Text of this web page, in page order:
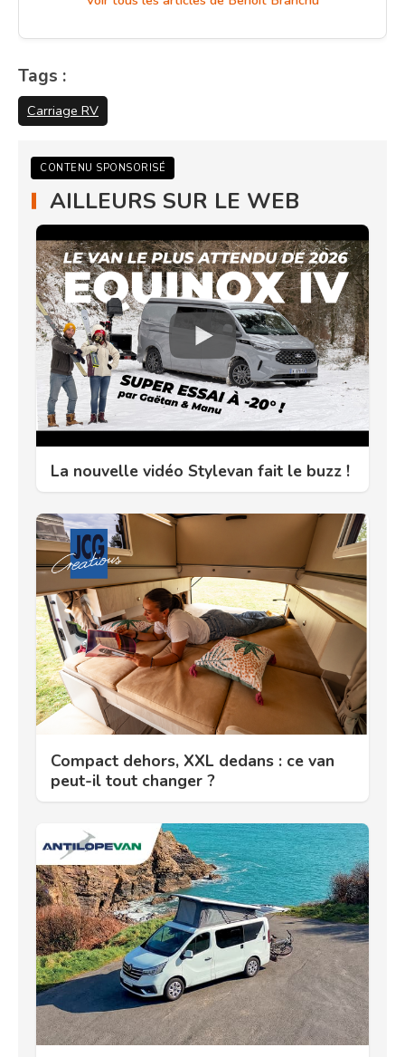
Tags :
Carriage RV
CONTENU SPONSORISÉ
AILLEURS SUR LE WEB
La nouvelle vidéo Stylevan fait le buzz !
Compact dehors, XXL dedans : ce van
peut-il tout changer ?